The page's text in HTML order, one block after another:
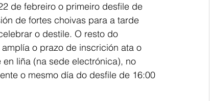
de febreiro o primeiro desfile de
de fortes choivas para a tarde
o destile. O resto do
o prazo de inscrición ata o
liña (na sede electrónica), no
o mesmo día do desfile de 16:00